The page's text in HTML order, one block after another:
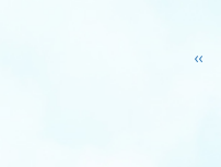
Page
‹‹